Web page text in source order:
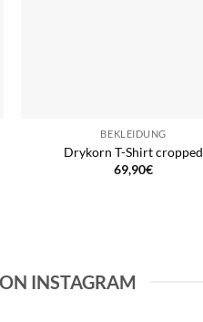
BEKLEIDUNG
Drykorn T-Shirt cropped
69,90€
INSTAGRAM